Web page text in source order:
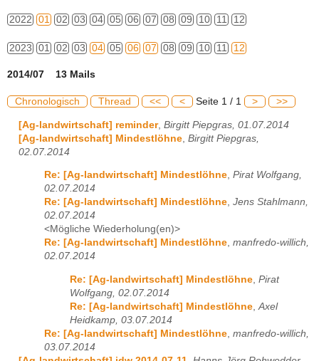
2022 01 02 03 04 05 06 07 08 09 10 11 12
2023 01 02 03 04 05 06 07 08 09 10 11 12
2014/07 13 Mails
Chronologisch Thread << < Seite 1 / 1 > >>
[Ag-landwirtschaft] reminder, Birgitt Piepgras, 01.07.2014
[Ag-landwirtschaft] Mindestlöhne Birgitt Piepgras,
02.07.2014
Re: [Ag-landwirtschaft] Mindestlöhne, Pirat Wolfgang,
02.07.2014
Re: [Ag-landwirtschaft] Mindestlöhne, Jens Stahlmann,
02.07.2014
<Mögliche Wiederholung(en)>
Re: [Ag-landwirtschaft] Mindestlöhne, manfredo-willich,
02.07.2014
Re: [Ag-landwirtschaft] Mindestlöhne Pirat
Wolfgang, 02.07.2014
Re: [Ag-landwirtschaft] Mindestlöhne Axel
Heidkamp, 03.07.2014
Re: [Ag-landwirtschaft] Mindestlöhne manfredo-willich,
03.07.2014